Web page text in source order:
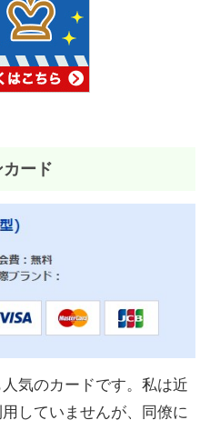
ード
気のカードです。私は近
していませんが、同僚に